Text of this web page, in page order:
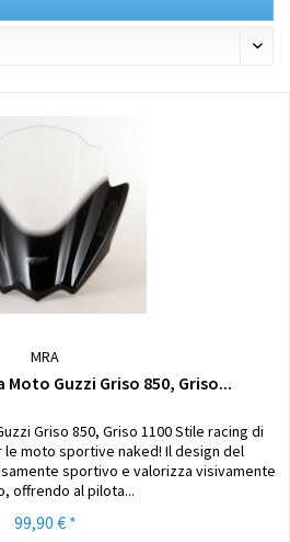
MRA
Moto Guzzi Griso 850, Griso...
Griso 850, Griso 1100 Stile racing di
le moto sportive naked! Il design del
sportivo e valorizza visivamente
offrendo al pilota...
99,90 € *